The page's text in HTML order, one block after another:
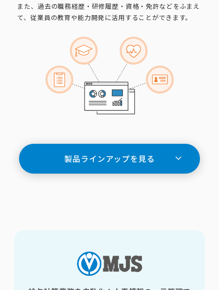
また、過去の職務経歴・研修履歴・資格・免許などをふまえ
て、従業員の教育や能力開発に活用することができます。
製品ラインアップを見る